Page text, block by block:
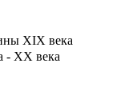
XIX века
- XX века